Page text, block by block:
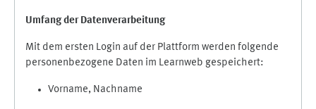
Umfang der Datenverarbeitung
Mit dem ersten Login auf der Plattform werden folgende
personenbezogene Daten im Learnweb gespeichert:
Vorname, Nachname